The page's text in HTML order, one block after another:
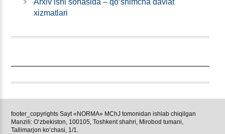
Arхiv ishi sohasida – qoʻshimcha davlat
хizmatlari
footer_copyrights Sayt «NORMA» MChJ tomonidan ishlab chiqilgan
Manzili: Oʻzbekiston, 100105, Toshkent shahri, Mirobod tumani,
Tallimarjon koʻchasi, 1/1.